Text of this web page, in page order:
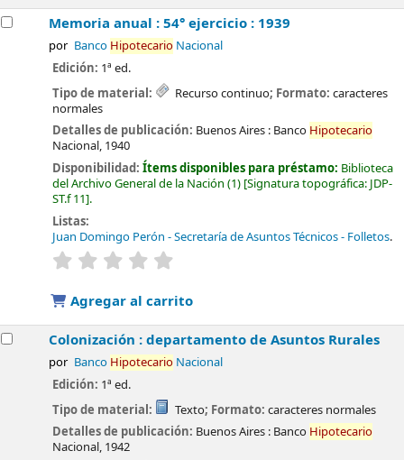
Memoria anual : 54° ejercicio : 1939
por Banco HipotecarioNacional
Edición: 1ª ed.
Tipo de material:
Recurso continuo; Formato: caracteres
normales
Detalles de publicación: Buenos Aires : Banco Hipotecario
Nacional, 1940
Disponibilidad:Ítems disponibles para préstamo: Biblioteca
del Archivo General de la Nación (1) Signatura topográfica: JDP-
ST.f 11 .
Listas:
Juan Domingo Perón - Secretaría de Asuntos Técnicos - Folletos.
valoración
Agregar al carrito
Colonización : departamento de Asuntos Rurales
por Banco HipotecarioNacional
Edición: 1ª ed.
Tipo de material:
Texto; Formato: caracteres normales
Detalles de publicación: Buenos Aires : Banco Hipotecario
Nacional, 1942